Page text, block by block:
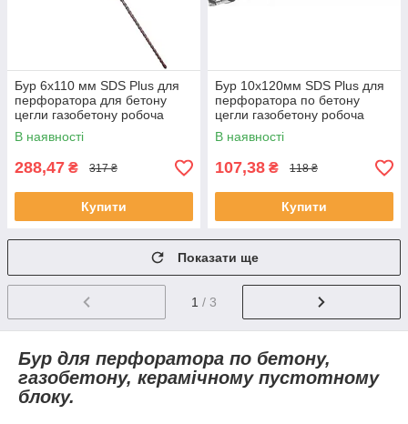
Бур 6х110 мм SDS Plus для
перфоратора для бетону
цегли газобетону робоча
довжина 50 мм Werk (ВЕРК)
Бур 8х460 мм робоча
В наявності
288,47 ₴ 317 ₴
Купити
Бур 10х120мм SDS Plus для
перфоратора по бетону
цегли газобетону робоча
довжина 50мм Kubis
В наявності
107,38 ₴ 118 ₴
Купити
Показати ще
1 / 3
Бур для перфоратора по бетону,
газобетону, керамічному пустотному
блоку.